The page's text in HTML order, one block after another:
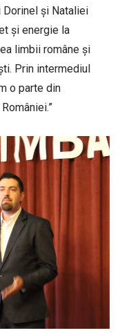
Dorinel și Nataliei
și energie la
limbii române și
Prin intermediul
o parte din